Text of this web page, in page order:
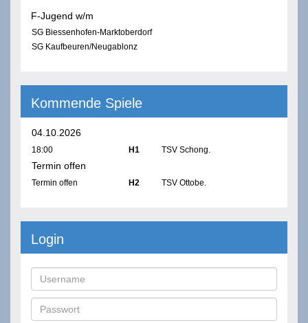
F-Jugend w/m
SG Biessenhofen-Marktoberdorf
SG Kaufbeuren/Neugablonz
Kommende Spiele
04.10.2026
18:00 H1 TSV Schong.
Termin offen
Termin offen H2 TSV Ottobe.
Login